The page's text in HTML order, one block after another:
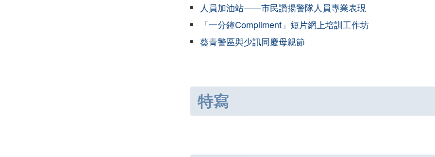
人員加油站——市民讚揚警隊人員專業表現
「一分鐘Compliment」短片網上培訓工作坊
葵青警區與少訊同慶母親節
特寫